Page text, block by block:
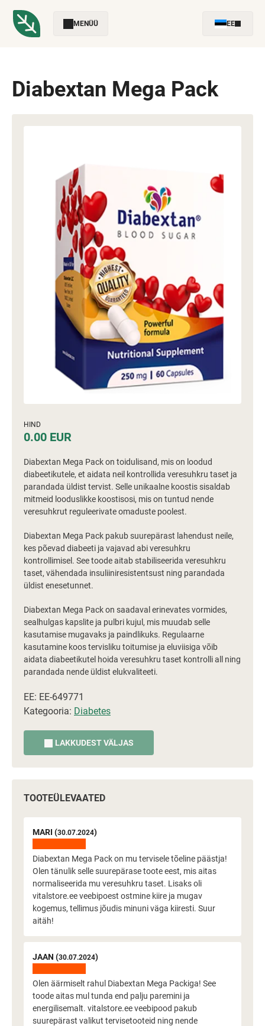
MENÜÜ EE
Diabextan Mega Pack
HIND
0.00 EUR
Diabextan Mega Pack on toidulisand, mis on loodud
diabeetikutele, et aidata neil kontrollida veresuhkru taset ja
parandada üldist tervist. Selle unikaalne koostis sisaldab
mitmeid looduslikke koostisosi, mis on tuntud nende
veresuhkrut reguleerivate omaduste poolest.
Diabextan Mega Pack pakub suurepärast lahendust neile,
kes põevad diabeeti ja vajavad abi veresuhkru
kontrollimisel. See toode aitab stabiliseerida veresuhkru
taset, vähendada insuliiniresistentsust ning parandada
üldist enesetunnet.
Diabextan Mega Pack on saadaval erinevates vormides,
sealhulgas kapslite ja pulbri kujul, mis muudab selle
kasutamise mugavaks ja paindlikuks. Regulaarne
kasutamine koos tervisliku toitumise ja eluviisiga võib
aidata diabeetikutel hoida veresuhkru taset kontrolli all ning
parandada nende üldist elukvaliteeti.
EE: EE-649771
Kategooria: Diabetes
LAKKUDEST VÄLJAS
TOOTEÜLEVAATED
MARI (30.07.2024)
Diabextan Mega Pack on mu tervisele tõeline päästja!
Olen tänulik selle suurepärase toote eest, mis aitas
normaliseerida mu veresuhkru taset. Lisaks oli
vitalstore.ee veebipoest ostmine kiire ja mugav
kogemus, tellimus jõudis minuni väga kiiresti. Suur
aitäh!
JAAN (30.07.2024)
Olen äärmiselt rahul Diabextan Mega Packiga! See
toode aitas mul tunda end palju paremini ja
energilisemalt. vitalstore.ee veebipood pakub
suurepärast valikut tervisetooteid ning nende